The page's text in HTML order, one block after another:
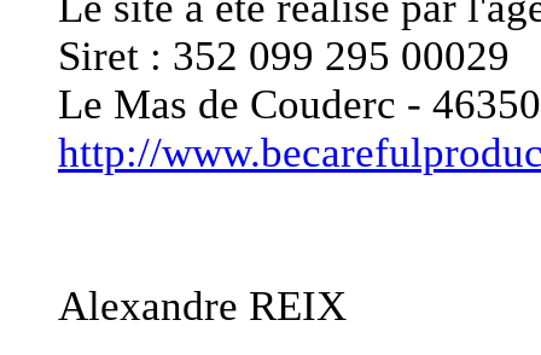
Siret : 352 099 295 00029
Le Mas de Couderc -
http://
Alexandre REIX